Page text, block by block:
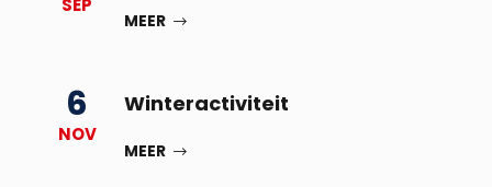
MEER
6
NOV
Winteractiviteit
MEER